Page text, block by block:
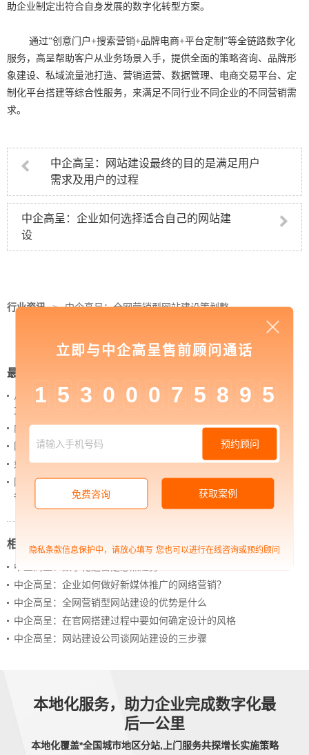
助企业制定出符合自身发展的数字化转型方案。
通过“创意门户+搜索营销+品牌电商+平台定制”等全链路数字化
服务，高呈帮助客户从业务场景入手，提供全面的策略咨询、品牌形
象建设、私域流量池打造、营销运营、数据管理、电商交易平台、定
制化平台搭建等综合性服务，来满足不同行业不同企业的不同营销需
求。
中企高呈：网站建设最终的目的是满足用户
需求及用户的过程
中企高呈：企业如何选择适合自己的网站建
设
行业资讯 >
中企高呈：全网营销型网站建设策划整
最新新闻
从 “黑神话：悟空” 的成功，看企业网站如何撬动品牌
力量
内容管理：媒体资讯网站搭建的隐藏大BOSS
网站进化的终极形态，你了解吗？
如何借助设计服务打造超级品牌？
网站上线后，如何做好运营工作，让网站持续具备竞
争力？
相关新闻
中企高呈：数字化运营是必然趋势
中企高呈：企业如何做好新媒体推广的网络营销？
中企高呈：全网营销型网站建设的优势是什么
中企高呈：在官网搭建过程中要如何确定设计的风格
中企高呈：网站建设公司谈网站建设的三步骤
本地化服务，助力企业完成数字化最
后一公里
本地化覆盖*全国城市地区分站,上门服务共探增长实施策略
立即与中企高呈售前顾问通话
1 5 3 0 0 0 7 5 8 9 5
预约顾问
免费咨询 获取案例
隐私条款信息保护中，请放心填写 您也可以进行在线咨询或预约顾问